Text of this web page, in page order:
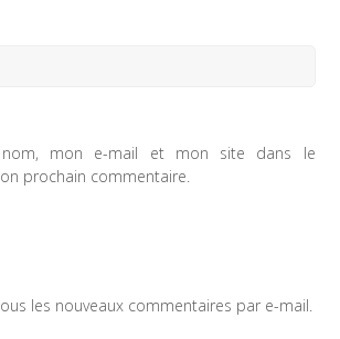
nom, mon e-mail et mon site dans le
prochain commentaire.
les nouveaux commentaires par e-mail.